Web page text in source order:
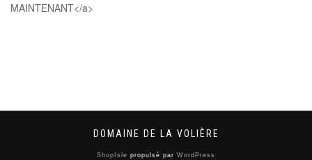
MAINTENANT</a>
DOMAINE DE LA VOLIÈRE
ShopIsle propulsé par WordPress